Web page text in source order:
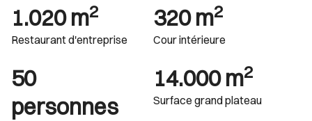
1.020 m2
Restaurant d'entreprise
320 m2
Cour intérieure
50
personnes
14.000 m2
Surface grand plateau